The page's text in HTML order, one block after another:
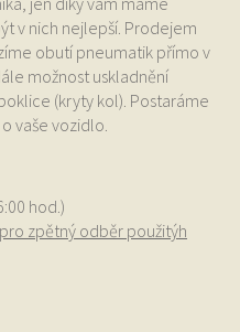
v nich nejlepší. Prodejem
obutí pneumatik přímo v
možnost uskladnění
(kryty kol). Postaráme
vaše vozidlo.
hod.)
zpětný odběr použitýh